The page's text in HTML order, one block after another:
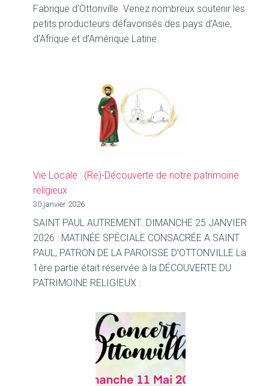
Fabrique d’Ottonville. Venez nombreux soutenir les
petits producteurs défavorisés des pays d’Asie,
d’Afrique et d’Amérique Latine.
Vie Locale : (Re)-Découverte de notre patrimoine
religieux
30 janvier 2026
SAINT PAUL AUTREMENT…DIMANCHE 25 JANVIER
2026 : MATINÉE SPÉCIALE CONSACRÉE A SAINT
PAUL, PATRON DE LA PAROISSE D’OTTONVILLE.La
1ère partie était réservée à la DÉCOUVERTE DU
PATRIMOINE RELIGIEUX :